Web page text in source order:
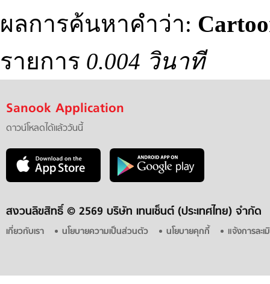
ผลการค้นหาคำว่า:
รายการ 0.004 วินาที
Sanook Application
ดาวน์โหลดได้แล้ววันนี้
สงวนลิขสิทธิ์ © 2569 บริษัท เทนเซ็นต์ (ประเทศไทย) จำกัด
เกี่ยวกับเรา นโยบายความเป็นส่วนตัว นโยบายคุกกี้ แจ้งการละ